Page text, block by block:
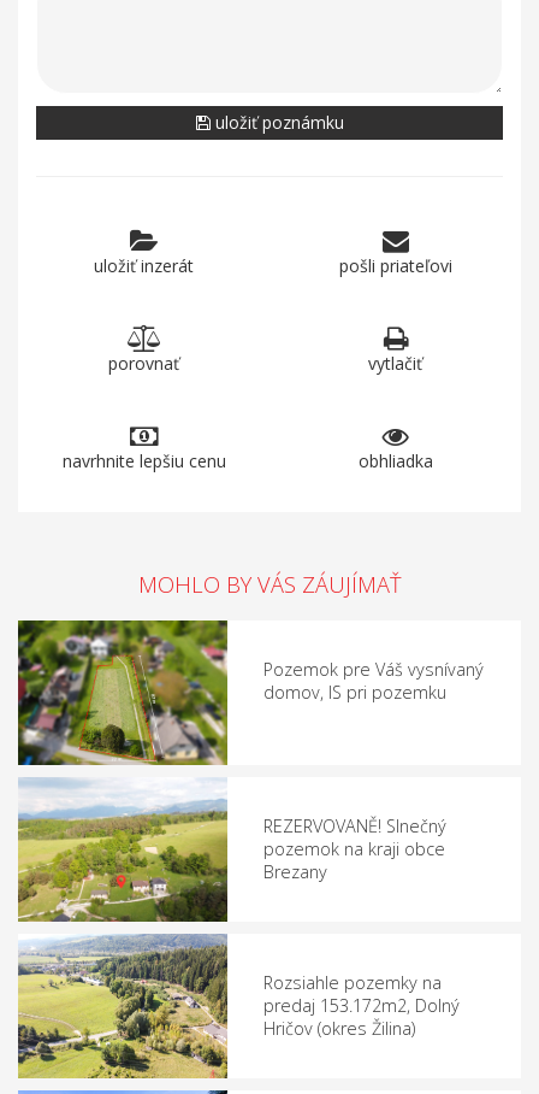
uložiť poznámku
uložiť inzerát pošli priateľovi
porovnať vytlačiť
navrhnite lepšiu cenu obhliadka
MOHLO BY VÁS ZÁUJÍMAŤ
Pozemok pre Váš vysnívaný
domov, IS pri pozemku
REZERVOVANĚ! Slnečný
pozemok na kraji obce
Brezany
Rozsiahle pozemky na
predaj 153.172m2, Dolný
Hričov (okres Žilina)